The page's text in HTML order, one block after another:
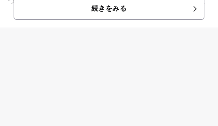
食事が楽しめます。広場に...続きをみる